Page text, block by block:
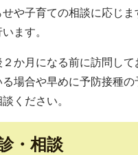
や子育ての相談に応じま
ます。
か月になる前に訪問して
場合や早めに予防接種の
ください。
・相談